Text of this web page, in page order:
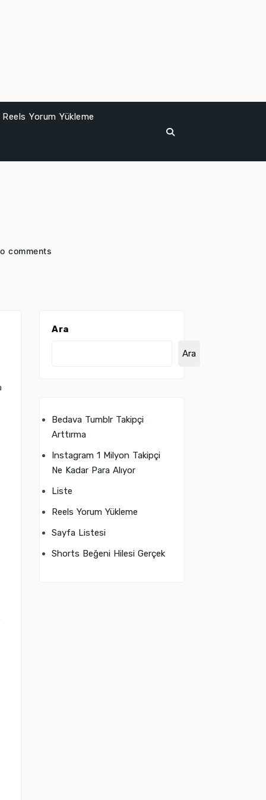
Reels Yorum Yükleme
comments
Ara
Ara
Bedava Tumblr Takipçi
Arttırma
Instagram 1 Milyon Takipçi
Ne Kadar Para Alıyor
Liste
Reels Yorum Yükleme
Sayfa Listesi
Shorts Beğeni Hilesi Gerçek